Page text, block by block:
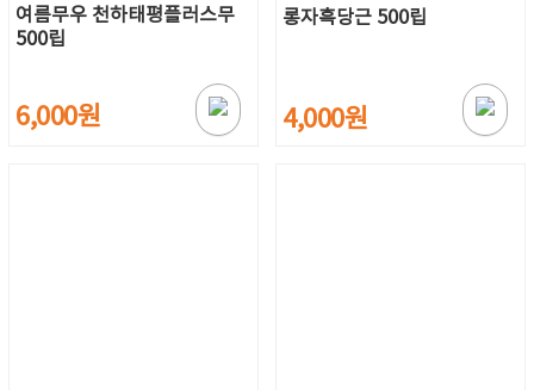
여름무우 천하태평플러스무
500립
6,000원
롱자흑당근 500립
4,000원